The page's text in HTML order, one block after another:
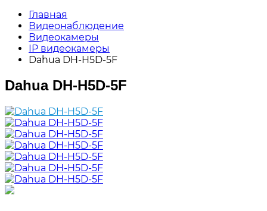
Главная
Видеонаблюдение
Видеокамеры
IP видеокамеры
Dahua DH-H5D-5F
Dahua DH-H5D-5F